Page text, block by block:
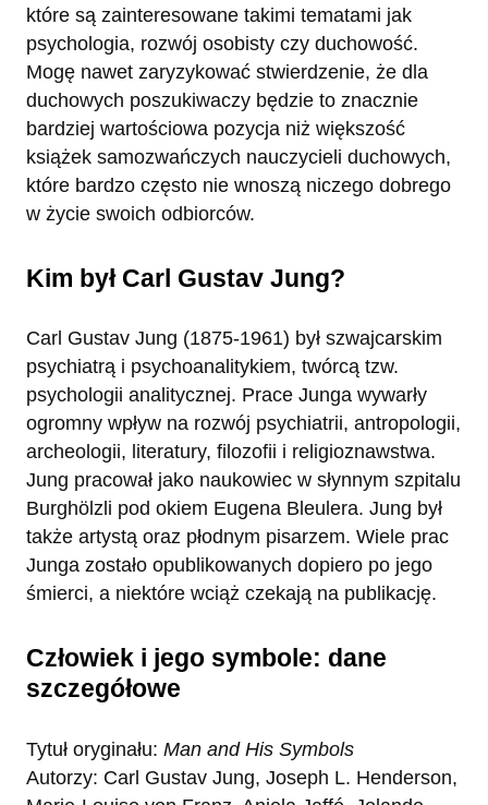
które są zainteresowane takimi tematami jak
psychologia, rozwój osobisty czy duchowość.
Mogę nawet zaryzykować stwierdzenie, że dla
duchowych poszukiwaczy będzie to znacznie
bardziej wartościowa pozycja niż większość
książek samozwańczych nauczycieli duchowych,
które bardzo często nie wnoszą niczego dobrego
w życie swoich odbiorców.
Kim był Carl Gustav Jung?
Carl Gustav Jung (1875-1961) był szwajcarskim
psychiatrą i psychoanalitykiem, twórcą tzw.
psychologii analitycznej. Prace Junga wywarły
ogromny wpływ na rozwój psychiatrii, antropologii,
archeologii, literatury, filozofii i religioznawstwa.
Jung pracował jako naukowiec w słynnym szpitalu
Burghölzli pod okiem Eugena Bleulera. Jung był
także artystą oraz płodnym pisarzem. Wiele prac
Junga zostało opublikowanych dopiero po jego
śmierci, a niektóre wciąż czekają na publikację.
Człowiek i jego symbole: dane
szczegółowe
Tytuł oryginału: Man and His Symbols
Autorzy: Carl Gustav Jung, Joseph L. Henderson,